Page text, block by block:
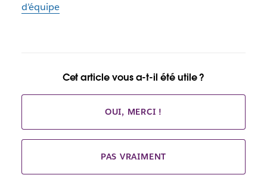
d’équipe
Cet article vous a-t-il été utile ?
OUI, MERCI !
PAS VRAIMENT